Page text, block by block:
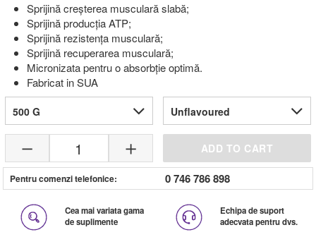
Sprijină creșterea musculară slabă;
Sprijină producția ATP;
Sprijină rezistența musculară;
Sprijină recuperarea musculară;
Micronizata pentru o absorbție optimă.
Fabricat in SUA
500 G Unflavoured
1 ADD TO CART
Pentru comenzi telefonice: 0 746 786 898
Cea mai variata gama
de suplimente
Echipa de suport
adecvata pentru dvs.